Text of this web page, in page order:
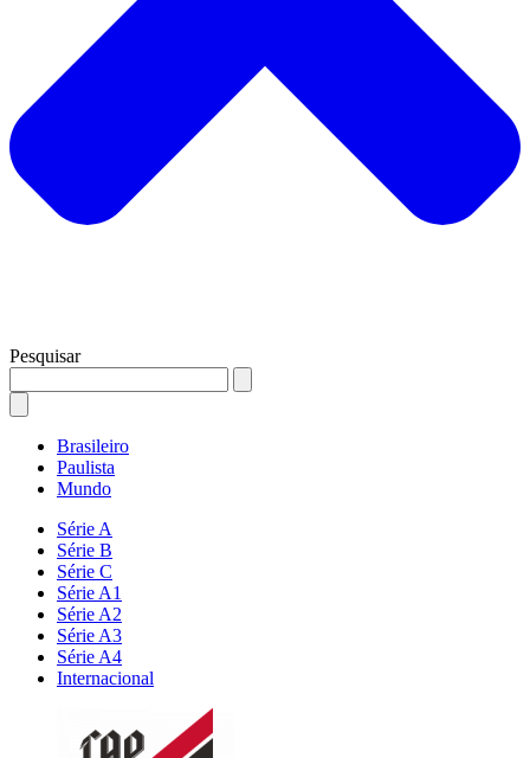
Pesquisar
Brasileiro
Paulista
Mundo
Série A
Série B
Série C
Série A1
Série A2
Série A3
Série A4
Internacional